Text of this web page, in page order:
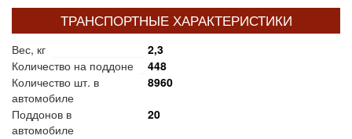
ТРАНСПОРТНЫЕ ХАРАКТЕРИСТИКИ
Вес, кг
2,3
Количество на поддоне
448
Количество шт. в
автомобиле
8960
Поддонов в
автомобиле
20